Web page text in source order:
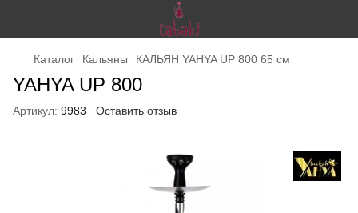
Каталог Кальяны КАЛЬЯН YAHYA UP 800 65 см
YAHYA UP 800
Артикул: 9983 Оставить отзыв